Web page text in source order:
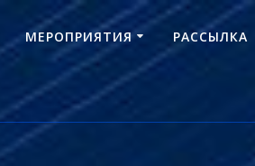
МЕРОПРИЯТИЯ РАССЫЛКА